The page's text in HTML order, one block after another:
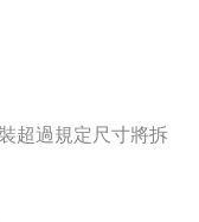
超過規定尺寸將拆